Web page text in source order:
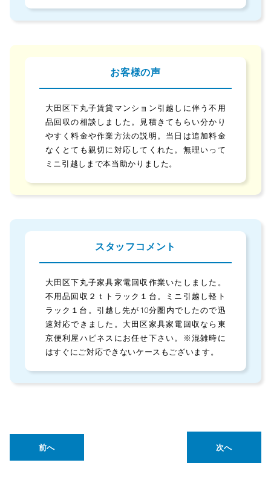
お客様の声
大田区下丸子賃貸マンション引越しに伴う不用
品回収の相談しました。見積きてもらい分かり
やすく料金や作業方法の説明。当日は追加料金
なくとても親切に対応してくれた。無理いって
ミニ引越しまで本当助かりました。
スタッフコメント
大田区下丸子家具家電回収作業いたしました。
不用品回収２ｔトラック１台。ミニ引越し軽ト
ラック１台。引越し先が10分圏内でしたので迅
速対応できました。大田区家具家電回収なら東
京便利屋ハピネスにお任せ下さい。※混雑時に
はすぐにご対応できないケースもございます。
前へ 次へ